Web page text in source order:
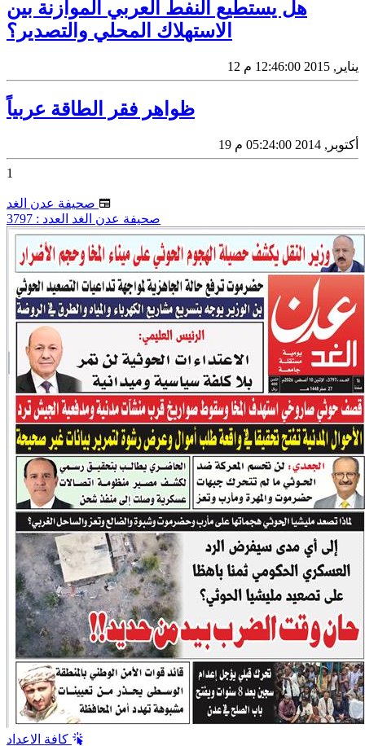
هل يستطيع النفط العربي الموازنة بين
الاستهلاك المحلي والتصدير؟
12 يناير, 2015 12:46:00 م
ظواهر فقر الطاقة عربياً
19 أكتوبر, 2014 05:24:00 م
1
صحيفة عدن الغد العدد : 3797